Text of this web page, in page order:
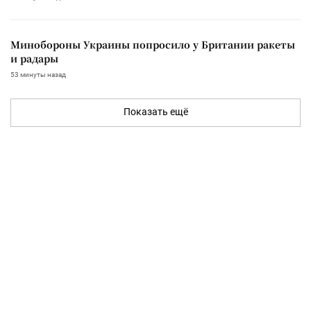
Минобороны Украины попросило у Британии ракеты
и радары
53 минуты назад
Показать ещё